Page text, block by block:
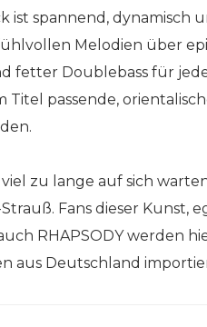
ist spannend, dynamisch
Melodien über
fetter Doublebass für
passende,
zu lange auf sich
Fans dieser Kunst,
auch RHAPSODY werden
aus Deutschland